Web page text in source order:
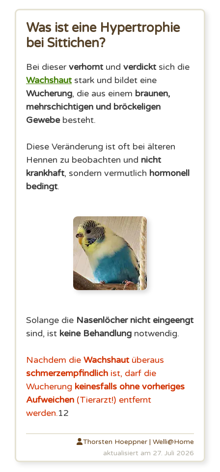
Was ist eine Hypertrophie
bei Sittichen?
Bei dieserverhornt und verdickt sich die
Wachshautstark und bildet eine
Wucherung, die aus einem braunen,
mehrschichtigen und bröckeligen
Gewebebesteht.
Diese Veränderung ist oft bei älteren
Hennen zu beobachten und nicht
krankhaft, sondern vermutlich hormonell
bedingt.
Solange die Nasenlöcher nicht eingeengt
sind, ist keine Behandlung notwendig.
Nachdem die Wachshautüberaus
schmerzempfindlich ist, darf die
Wucherung keinesfalls ohne vorheriges
Aufweichen (Tierarzt!) entfernt
werden.12
Thorsten Hoeppner | Welli@Home
aktualisiert am 27. Juli 2026